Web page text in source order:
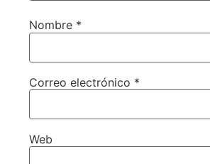
Nombre *
Correo electrónico *
Web